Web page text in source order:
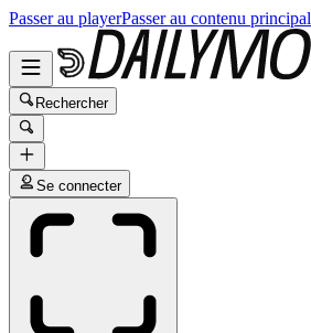
Passer au playerPasser au contenu principal
Rechercher
Se connecter